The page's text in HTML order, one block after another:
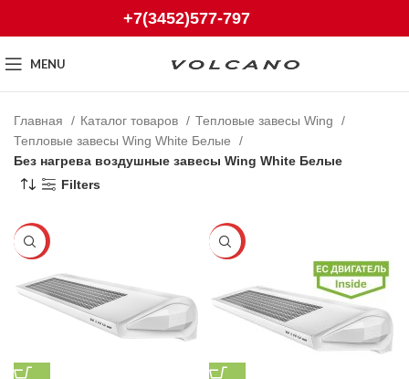
+7(3452)577-797
MENU
Главная Каталог товаров
Тепловые завесы Wing
Тепловые завесы Wing White Белые
Без нагрева воздушные завесы Wing White Белые
Filters
-25% -25%